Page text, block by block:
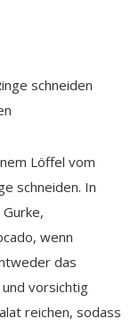
schneiden
Löffel vom
schneiden. In
wenn
das
vorsichtig
reichen, sodass